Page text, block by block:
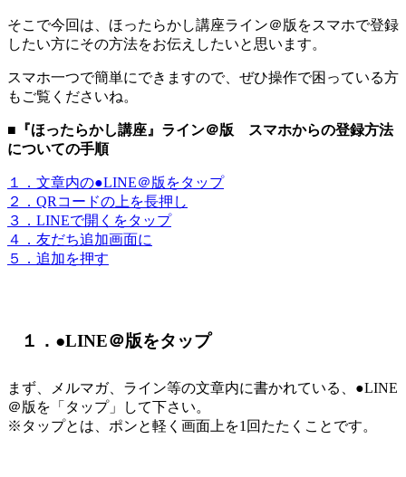
そこで今回は、 ほったらかし講座ライン＠版 をスマホで登録
したい方にその方法をお伝えしたいと思います。
スマホ一つで簡単にできますので、ぜひ操作で困っている方
もご覧くださいね。
■『ほったらかし講座』ライン＠版 スマホからの登録方法
についての手順
１．文章内の●LINE＠版をタップ
２．QRコードの上を長押し
３．LINEで開くをタップ
４．友だち追加画面に
５．追加を押す
１．●LINE＠版をタップ
まず、メルマガ、ライン等の文章内に書かれている、●LINE
＠版を「タップ」して下さい。
※タップとは、ポンと軽く画面上を1回たたくことです。